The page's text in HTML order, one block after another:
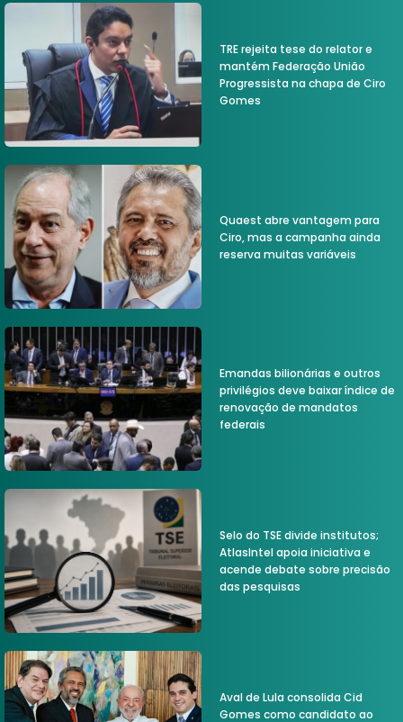
TRE rejeita tese do relator e
mantém Federação União
Progressista na chapa de Ciro
Gomes
Quaest abre vantagem para
Ciro, mas a campanha ainda
reserva muitas variáveis
Emandas bilionárias e outros
privilégios deve baixar índice de
renovação de mandatos
federais
Selo do TSE divide institutos;
AtlasIntel apoia iniciativa e
acende debate sobre precisão
das pesquisas
Aval de Lula consolida Cid
Gomes como candidato ao